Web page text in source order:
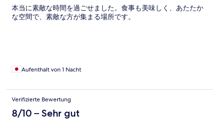
本当に素敵な時間を過ごせました。食事も美味しく、あたたか
な空間で、素敵な方が集まる場所です。
Aufenthalt von 1 Nacht
Verifizierte Bewertung
8/10 – Sehr gut